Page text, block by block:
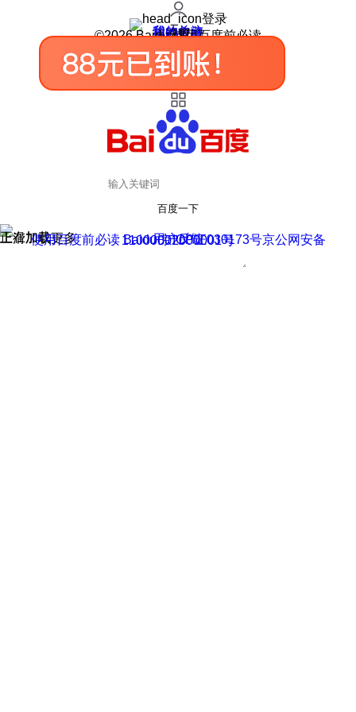
登录
我的关注
我的收藏
皮肤中心
用户反馈
设置
©2026 Baidu 使用百度前必读
百度一下
正在加载
上滑加载更多 用户反馈
使用百度前必读 Baidu 京ICP证030173号
京公网安备11000002000001号